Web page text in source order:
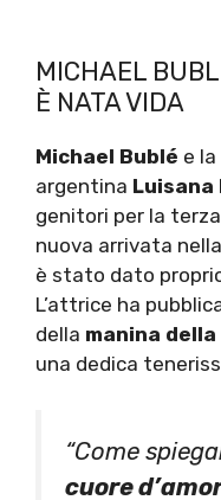
MICHAEL
È NATA VIDA
Michael Bublé e
argentina Luisana
genitori per la
nuova arrivata
è stato dato
L’attrice ha
della manina
una dedica
“Come
cuore